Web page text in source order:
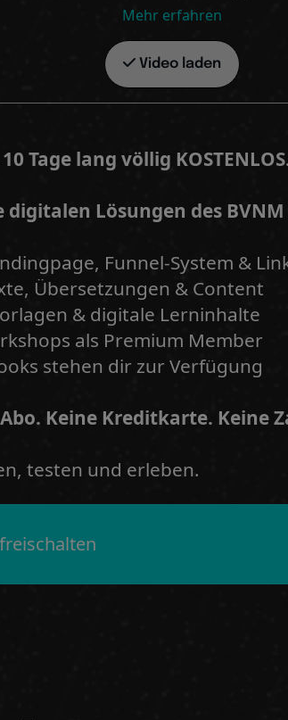
Mehr erfahren
Video laden
10 Tage lang völlig
digitalen Lösungen des
Funnel-System &
Übersetzungen & Content
& digitale Lerninhalte
als Premium Member
stehen dir zur Verfügung
Keine Kreditkarte. Keine
testen und erleben.